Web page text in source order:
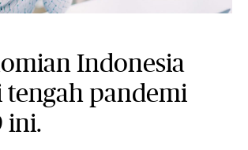
Indonesia
tengah pandemi
ini.